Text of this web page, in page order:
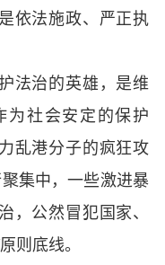
依法施政、严正执
治的英雄，是维
为社会安定的保护
乱港分子的疯狂攻
集中，一些激进暴
，公然冒犯国家、
则底线。